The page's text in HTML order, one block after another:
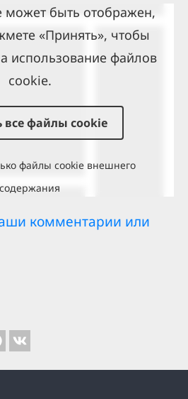
может быть отображен,
«Принять», чтобы
использование файлов
cookie.
все файлы cookie
файлы cookie внешнего
содержания
комментарии или